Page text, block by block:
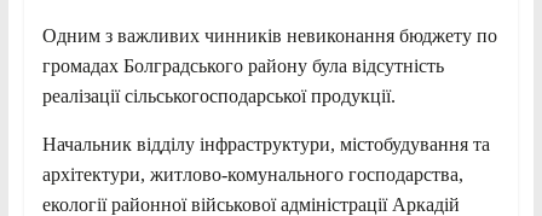
Одним з важливих чинників невиконання бюджету по
громадах Болградського району була відсутність
реалізації сільськогосподарської продукції.
Начальник відділу інфраструктури, містобудування та
архітектури, житлово-комунального господарства,
екології районної військової адміністрації Аркадій